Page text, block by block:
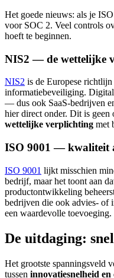
Het goede nieuws: als je
voor SOC 2. Veel controls
hoeft te beginnen.
NIS2 — de wettelijke
NIS2 is de Europese
informatiebeveiliging.
— dus ook SaaS-bedrijven
hier direct onder. Dit is geen
wettelijke verplichting met
ISO 9001 — kwaliteit
ISO 9001 lijkt misschien
bedrijf, maar het toont aan
productontwikkeling
bedrijven die ook advies- of
een waardevolle toevoeging.
De uitdaging:
Het grootste spanningsveld
tussen innovatiesnelheid en